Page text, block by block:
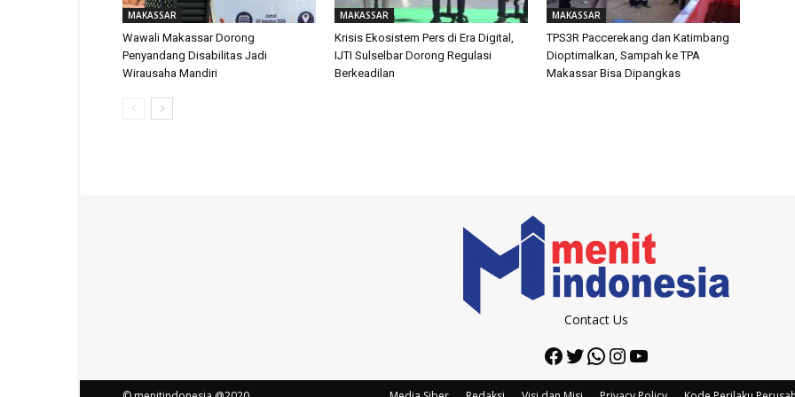
MAKASSAR
Wawali Makassar Dorong
Penyandang Disabilitas Jadi
Wirausaha Mandiri
MAKASSAR
Krisis Ekosistem Pers di Era Digital,
IJTI Sulselbar Dorong Regulasi
Berkeadilan
MAKASSAR
TPS3R Paccerekang dan Katimbang
Dioptimalkan, Sampah ke TPA
Makassar Bisa Dipangkas
Contact Us
Facebook
Twitter
WhatsApp
Instagram
YouTube